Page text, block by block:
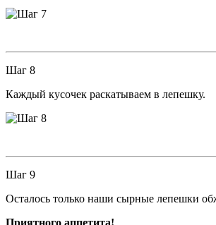
Шаг 8
Каждый кусочек раскатываем в лепешку.
Шаг 9
Осталось только наши сырные лепешки
Приятного аппетита!